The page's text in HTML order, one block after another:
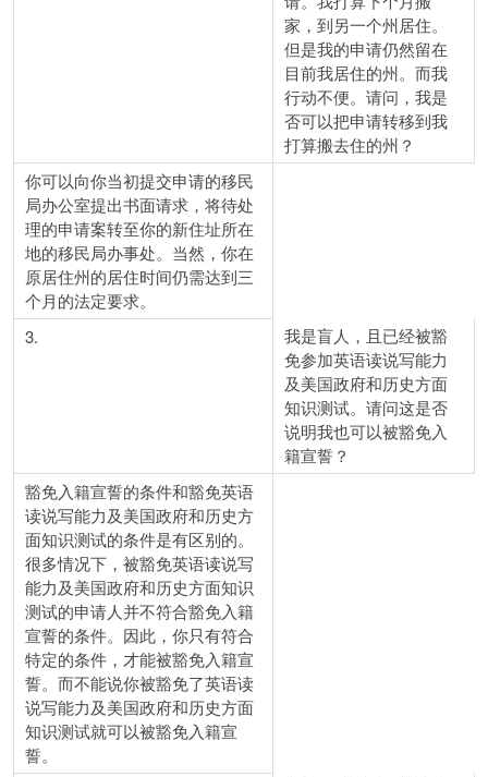
家，到另一个州居住。
但是我的申请仍然留在
目前我居住的州。而我
行动不便。请问，我是
否可以把申请转移到我
打算搬去住的州？
你可以向你当初提交申请的移民
局办公室提出书面请求，将待处
理的申请案转至你的新住址所在
地的移民局办事处。当然，你在
原居住州的居住时间仍需达到三
个月的法定要求。
3.
我是盲人，且已经被豁
免参加英语读说写能力
及美国政府和历史方面
知识测试。请问这是否
说明我也可以被豁免入
籍宣誓？
豁免入籍宣誓的条件和豁免英语
读说写能力及美国政府和历史方
面知识测试的条件是有区别的。
很多情况下，被豁免英语读说写
能力及美国政府和历史方面知识
测试的申请人并不符合豁免入籍
宣誓的条件。因此，你只有符合
特定的条件，才能被豁免入籍宣
誓。而不能说你被豁免了英语读
说写能力及美国政府和历史方面
知识测试就可以被豁免入籍宣
誓。